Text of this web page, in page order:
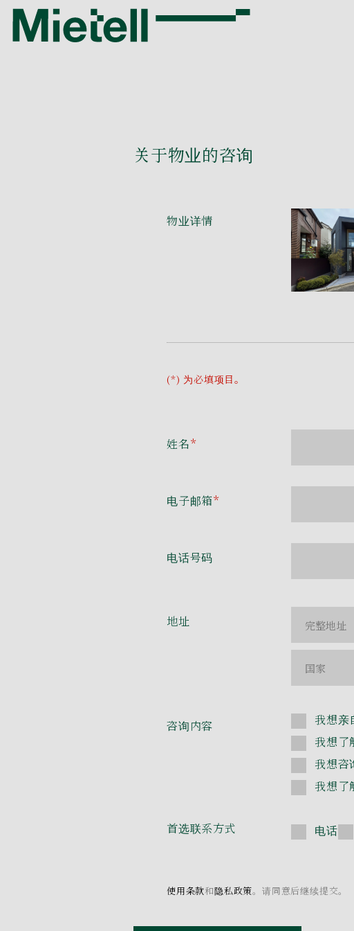
关于物业的咨询
物业详情
(*) 为必填项目。
姓名*
电子邮箱*
电话号码
地址
咨询内容
我想亲
我想了
我想咨
我想了
首选联系方式 电话
使用条款和隐私政策。请同意后继续提交。